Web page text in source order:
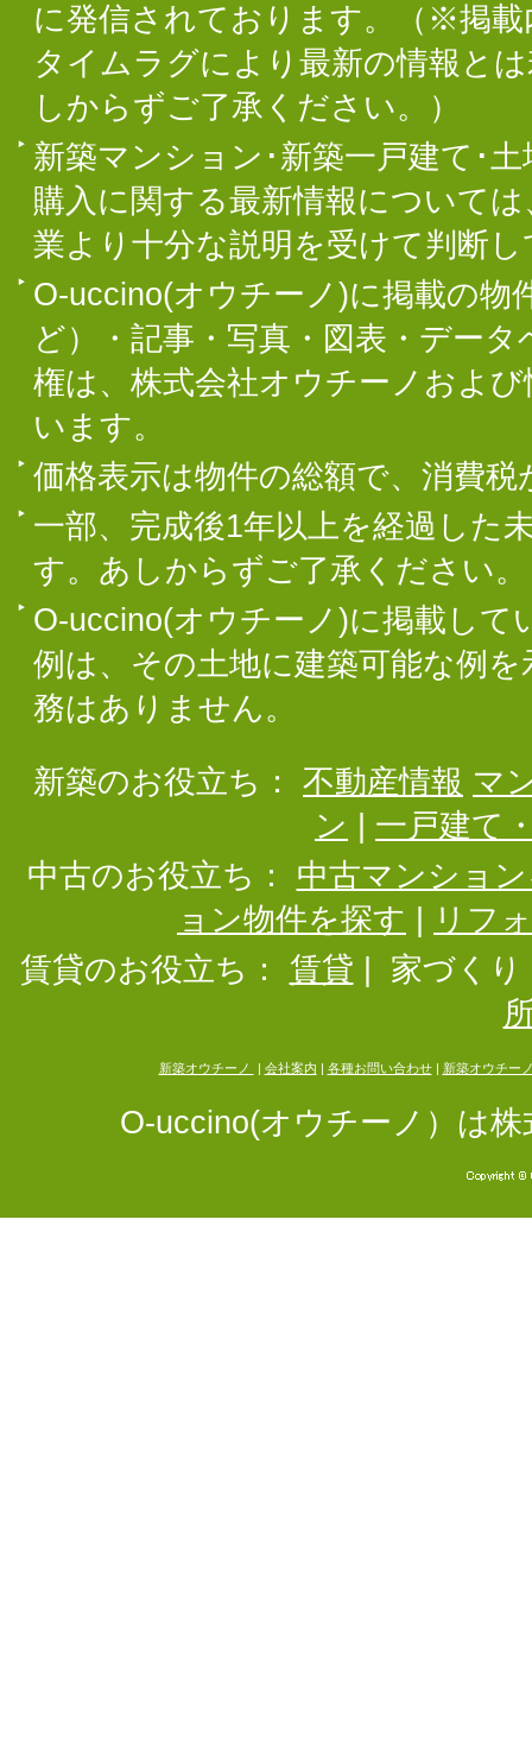
に発信されております。（※掲
タイムラグにより最新の情報と
しからずご了承ください。）
新築マンション･新築一戸建て･
購入に関する最新情報について
業より十分な説明を受けて判断
O-uccino(オウチーノ)に掲載の物
ど）・記事・写真・図表・デー
権は、株式会社オウチーノおよ
います。
価格表示は物件の総額で、消費
一部、完成後1年以上を経過した
す。あしからずご了承ください。
O-uccino(オウチーノ)に掲載して
例は、その土地に建築可能な例
務はありません。
新築のお役立ち： 不動産情報 マ
ン
一戸建て
中古のお役立ち：
中古マンショ
ョン物件を探す
リフ
賃貸のお役立ち：
賃貸
家づくり
新築オウチーノ 会社案内 各種お問い合わせ| 新築オウチー
O-uccino(オウチーノ）は